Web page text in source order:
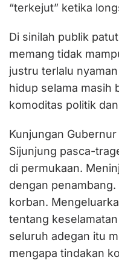
“terkejut” ketika
Di sinilah publik
memang tidak
justru terlalu
hidup selama masih
komoditas politik
Kunjungan
Sijunjung pasca-
di permukaan.
dengan
korban.
tentang
seluruh adegan itu
mengapa tindakan